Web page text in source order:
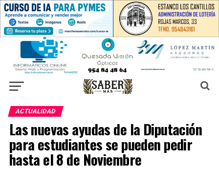
ACTUALIDAD
Las nuevas ayudas de la Diputación
para estudiantes se pueden pedir
hasta el 8 de Noviembre